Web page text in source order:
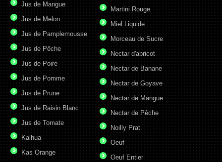
Jus de Mangue
Jus de Melon
Jus de Pamplemousse
Jus de Pêche
Jus de Poire
Jus de Pomme
Jus de Prune
Jus de Raisin Blanc
Jus de Tomate
Kalhua
Kas Orange
Martini Rouge
Miel Liquide
Morceau de Sucre
Nectar d'abricot
Nectar de Banane
Nectar de Goyave
Nectar de Mangue
Nectar de Pêche
Noilly Prat
Oeuf
Oeuf Entier